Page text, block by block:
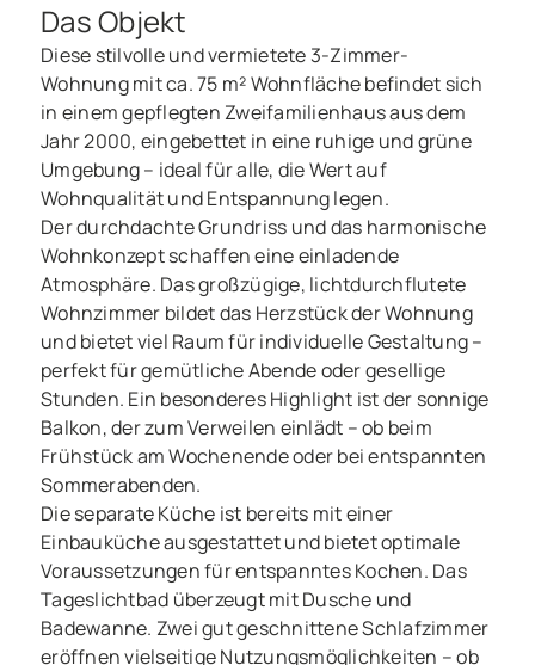
Wohnung zu kaufen in Ellerau
SOLIDE VERMIETET:
Dachgeschosswohnung mit
Balkon und Stellplatz
Das Objekt
Diese stilvolle und vermietete 3-Zimmer-
Wohnung mit ca. 75 m² Wohnfläche befindet sich
in einem gepflegten Zweifamilienhaus aus dem
Jahr 2000, eingebettet in eine ruhige und grüne
Umgebung – ideal für alle, die Wert auf
Wohnqualität und Entspannung legen.
Der durchdachte Grundriss und das harmonische
Wohnkonzept schaffen eine einladende
Atmosphäre. Das großzügige, lichtdurchflutete
Wohnzimmer bildet das Herzstück der Wohnung
und bietet viel Raum für individuelle Gestaltung –
perfekt für gemütliche Abende oder gesellige
Stunden. Ein besonderes Highlight ist der sonnige
Balkon, der zum Verweilen einlädt – ob beim
Frühstück am Wochenende oder bei entspannten
Sommerabenden.
Die separate Küche ist bereits mit einer
Einbauküche ausgestattet und bietet optimale
Voraussetzungen für entspanntes Kochen. Das
Tageslichtbad überzeugt mit Dusche und
Badewanne. Zwei gut geschnittene Schlafzimmer
eröffnen vielseitige Nutzungsmöglichkeiten – ob